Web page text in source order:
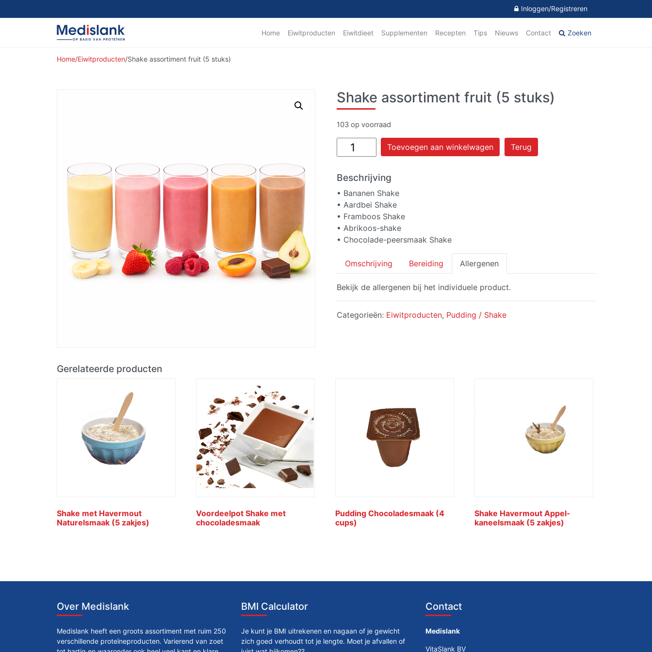
Inloggen/Registreren
Home Eiwitproducten Eiwitdieet Supplementen Recepten Tips Nieuws Contact Zoeken
Home/Eiwitproducten/Shake assortiment fruit (5 stuks)
Shake assortiment fruit (5 stuks)
103 op voorraad
Shake
assortiment
(5
stuks)
aantal
Toevoegen aan winkelwagen Terug
Beschrijving
• Bananen Shake
• Aardbei Shake
• Framboos Shake
• Abrikoos-shake
• Chocolade-peersmaak Shake
Omschrijving Bereiding Allergenen
Bekijk de allergenen bij het individuele product.
Categorieën: Eiwitproducten, Pudding / Shake
Gerelateerde producten
Shake met Havermout
Naturelsmaak (5 zakjes)
Voordeelpot Shake met
chocoladesmaak
Pudding Chocoladesmaak (4
cups)
Shake Havermout Appel-
kaneelsmaak (5 zakjes)
Over Medislank
Medislank heeft een groots assortiment met ruim 250
verschillende proteïneproducten. Varierend van zoet
BMI Calculator
Je kunt je BMI uitrekenen en nagaan of je gewicht
zich goed verhoudt tot je lengte. Moet je afvallen of
Contact
Medislank
VitaSlank BV